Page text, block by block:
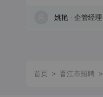
姚艳 企管经理
首页 > 晋江市招聘 >